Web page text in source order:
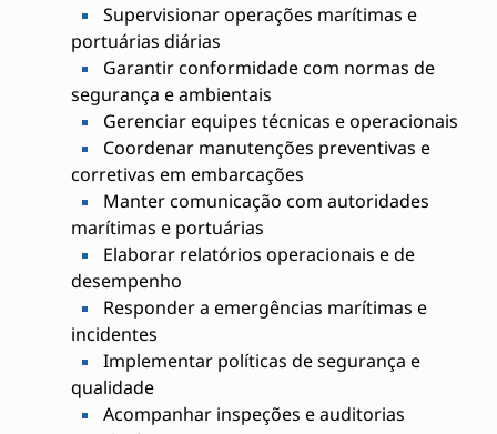
Supervisionar operações marítimas e
portuárias diárias
Garantir conformidade com normas de
segurança e ambientais
Gerenciar equipes técnicas e operacionais
Coordenar manutenções preventivas e
corretivas em embarcações
Manter comunicação com autoridades
marítimas e portuárias
Elaborar relatórios operacionais e de
desempenho
Responder a emergências marítimas e
incidentes
Implementar políticas de segurança e
qualidade
Acompanhar inspeções e auditorias